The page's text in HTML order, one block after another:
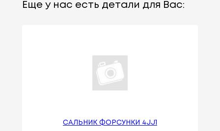
Еще у нас есть детали для Вас:
САЛЬНИК ФОРСУНКИ 4JJ1